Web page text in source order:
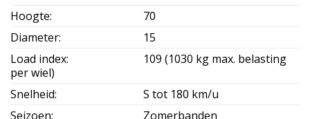
Hoogte:
70
Diameter:
15
Load index:
109 (1030 kg max. belasting
per wiel)
Snelheid:
S tot 180 km/u
Seizoen:
Zomerbanden